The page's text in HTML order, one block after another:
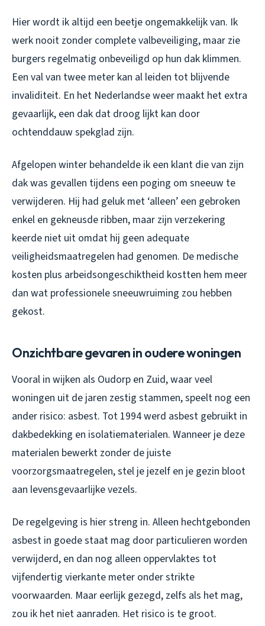
Hier wordt ik altijd een beetje ongemakkelijk van. Ik
werk nooit zonder complete valbeveiliging, maar zie
burgers regelmatig onbeveiligd op hun dak klimmen.
Een val van twee meter kan al leiden tot blijvende
invaliditeit. En het Nederlandse weer maakt het extra
gevaarlijk, een dak dat droog lijkt kan door
ochtenddauw spekglad zijn.
Afgelopen winter behandelde ik een klant die van zijn
dak was gevallen tijdens een poging om sneeuw te
verwijderen. Hij had geluk met ‘alleen’ een gebroken
enkel en gekneusde ribben, maar zijn verzekering
keerde niet uit omdat hij geen adequate
veiligheidsmaatregelen had genomen. De medische
kosten plus arbeidsongeschiktheid kostten hem meer
dan wat professionele sneeuwruiming zou hebben
gekost.
Onzichtbare gevaren in oudere woningen
Vooral in wijken als Oudorp en Zuid, waar veel
woningen uit de jaren zestig stammen, speelt nog een
ander risico: asbest. Tot 1994 werd asbest gebruikt in
dakbedekking en isolatiematerialen. Wanneer je deze
materialen bewerkt zonder de juiste
voorzorgsmaatregelen, stel je jezelf en je gezin bloot
aan levensgevaarlijke vezels.
De regelgeving is hier streng in. Alleen hechtgebonden
asbest in goede staat mag door particulieren worden
verwijderd, en dan nog alleen oppervlaktes tot
vijfendertig vierkante meter onder strikte
voorwaarden. Maar eerlijk gezegd, zelfs als het mag,
zou ik het niet aanraden. Het risico is te groot.